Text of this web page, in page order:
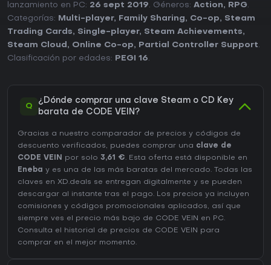
lanzamiento en PC: 26 sept 2019. Géneros: Action, RPG.
Categorías:
Multi-player, Family Sharing, Co-op, Steam
Trading Cards, Single-player, Steam Achievements,
Steam Cloud , Online Co-op, Partial Controller Support.
Clasificación por edades:
PEGI 16.
Q
¿Dónde comprar una clave Steam o CD Key
barata de CODE VEIN?
Gracias a nuestro comparador de precios y códigos de
descuento verificados, puedes comprar una clave de
CODE VEIN
por solo 3,61 €. Esta oferta está disponible en
Eneba y es una de las más baratas del mercado. Todas las
claves en XD.deals se entregan digitalmente y se pueden
descargar al instante tras el pago. Los precios ya incluyen
comisiones y códigos promocionales aplicados, así que
siempre ves el precio más bajo de CODE VEIN en PC.
Consulta el
historial de precios de CODE VEIN para
comprar en el mejor momento.